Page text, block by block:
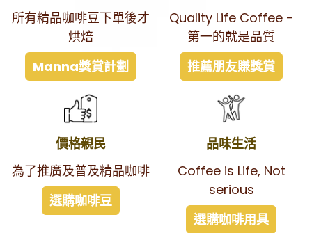
所有精品咖啡豆下單後才
烘焙
Manna獎賞計劃
Quality Life Coffee -
第一的就是品質
推薦朋友賺獎賞
價格親民
為了推廣及普及精品咖啡
選購咖啡豆
品味生活
Coffee is Life, Not
serious
選購咖啡用具